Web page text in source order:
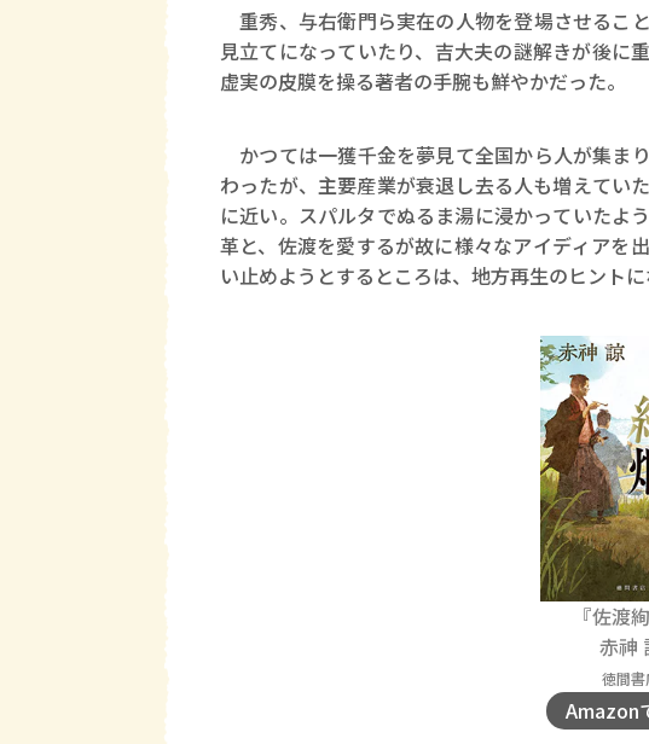
重秀、与右衛門ら実在の人物を登場させるこ
見立てになっていたり、吉大夫の謎解きが後に
虚実の皮膜を操る著者の手腕も鮮やかだった。
かつては一獲千金を夢見て全国から人が集ま
わったが、主要産業が衰退し去る人も増えてい
に近い。スパルタでぬるま湯に浸かっていたよ
革と、佐渡を愛するが故に様々なアイディアを
い止めようとするところは、地方再生のヒントに
『佐渡
赤神
徳間書
Amazon